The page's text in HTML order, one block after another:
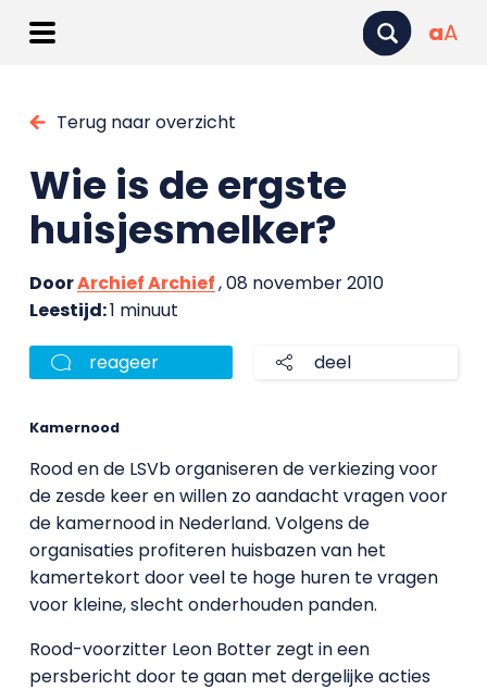
aA
Terug naar overzicht
Wie is de ergste
huisjesmelker?
DoorArchief Archief, 08 november 2010
Leestijd:1 minuut
reageer deel
Kamernood
Rood en de LSVb organiseren de verkiezing voor
de zesde keer en willen zo aandacht vragen voor
de kamernood in Nederland. Volgens de
organisaties profiteren huisbazen van het
kamertekort door veel te hoge huren te vragen
voor kleine, slecht onderhouden panden.
Rood-voorzitter Leon Botter zegt in een
persbericht door te gaan met dergelijke acties